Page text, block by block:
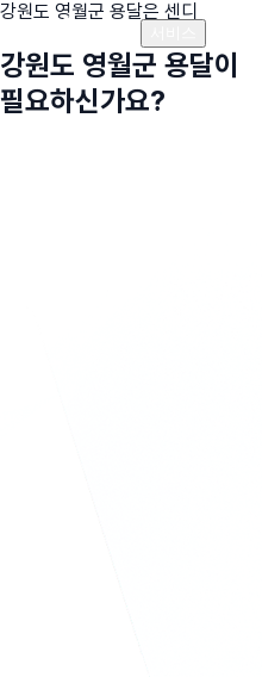
강원도 영월군 용달은 센디
강원도 영월군 용달이
필요하신가요?